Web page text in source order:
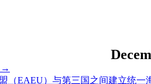
→
（EAEU）与第三国之间建立统一